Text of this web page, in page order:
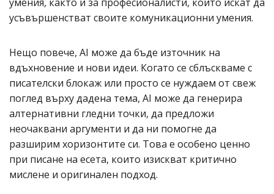
усъвършенстват своите комуникационни умения.
Нещо повече, AI може да бъде източник на
вдъхновение и нови идеи. Когато се сблъскваме с
писателски блокаж или просто се нуждаем от свеж
поглед върху дадена тема, AI може да генерира
алтернативни гледни точки, да предложи
неочаквани аргументи и да ни помогне да
разширим хоризонтите си. Това е особено ценно
при писане на есета, които изискват критично
мислене и оригинален подход.